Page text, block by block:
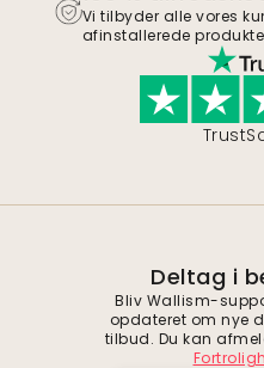
Vi tilbyder alle vores
afinstallerede
Deltag i
Bliv Wallism-
opdateret om nye
tilbud. Du kan